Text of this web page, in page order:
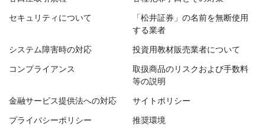
セキュリティについて
「松井証券」の名前を無断使用
する業者
システム障害時の対応 投資用教材販売業者について
コンプライアンス
取扱商品のリスクおよび手数料
等の説明
金融サービス提供法への対応 サイトポリシー
プライバシーポリシー 推奨環境